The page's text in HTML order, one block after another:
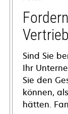
Sind Sie
Ihr
Sie den
können,
hätten.